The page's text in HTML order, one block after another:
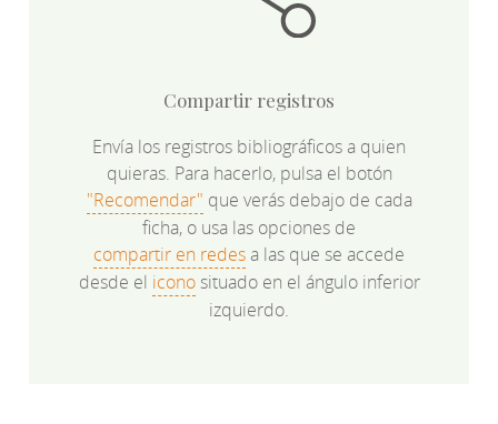
Compartir registros
Envía los registros bibliográficos a quien
quieras. Para hacerlo, pulsa el botón
"Recomendar" que verás debajo de cada
ficha, o usa las opciones de
compartir en redesa las que se accede
desde el iconosituado en el ángulo inferior
izquierdo.